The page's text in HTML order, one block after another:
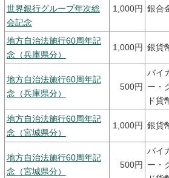
世界銀行グループ年次総
会記念
1,000円 銀合
地方自治法施行60周年記
念（兵庫県分）
1,000円 銀貨
地方自治法施行60周年記
念（兵庫県分）
500円
バイ
ー・
ド貨
地方自治法施行60周年記
念（宮城県分）
1,000円 銀貨
地方自治法施行60周年記
念（宮城県分）
500円
バイ
ー・